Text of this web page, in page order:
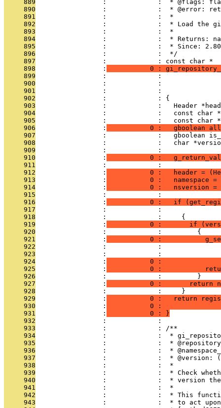
     889
:             :  * @flags:
     890
:             :  * @error:
     891
                 :             :  *
     892
:             :  * Load the
     893
                 :             :  *
     894
:             :  * Returns:
     895
                 :             :  * Since: 2.80
     896
                 :             :  */
     897
                 :             : const char *
     898
                 :
0 :
     899
:             :
     900
:             :
     901
:             :
     902
                 :             : {
     903
:             :   Header
     904
:             :   const char
     905
:             :   const char
     906
                 :
0 :   gboolean
     907
:             :   gboolean
     908
:             :   char
     909
                 :             :
     910
                 :
0 :
     911
                 :             :
     912
                 :
0 :   header =
     913
                 :
0 :   namespace =
     914
                 :
0 :   nsversion =
     915
                 :             :
     916
                 :
0 :   if
     917
:             :
     918
                 :             :     {
     919
                 :
0 :       if
     920
                 :             :         {
     921
                 :
0 :
     922
:             :
     923
:             :
     924
                 :
0 :
     925
                 :
0 :
     926
                 :             :         }
     927
                 :
0 :       return
     928
                 :             :     }
     929
                 :
0 :   return
     930
                 :
0 :
     931
                 :
           0 : }
     932
                 :             :
     933
                 :             : /**
     934
:             :  *
     935
:             :  *
     936
:             :  *
     937
:             :  * @version:
     938
                 :             :  *
     939
:             :  * Check
     940
:             :  * version
     941
                 :             :  *
     942
:             :  * This
     943
:             :  * to act